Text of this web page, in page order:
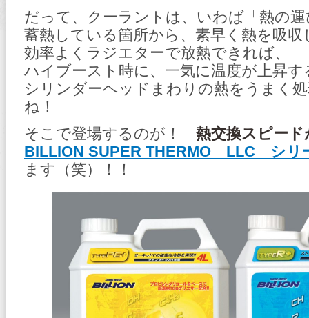
だって、クーラントは、いわば「熱の
蓄熱している箇所から、素早く熱を吸収
効率よくラジエターで放熱できれば、
ハイブースト時に、一気に温度が上昇
シリンダーヘッドまわりの熱をうまく
ね！
そこで登場するのが！ 熱交換スピード
BILLION SUPER THERMO LLC シリ
ます（笑）！！